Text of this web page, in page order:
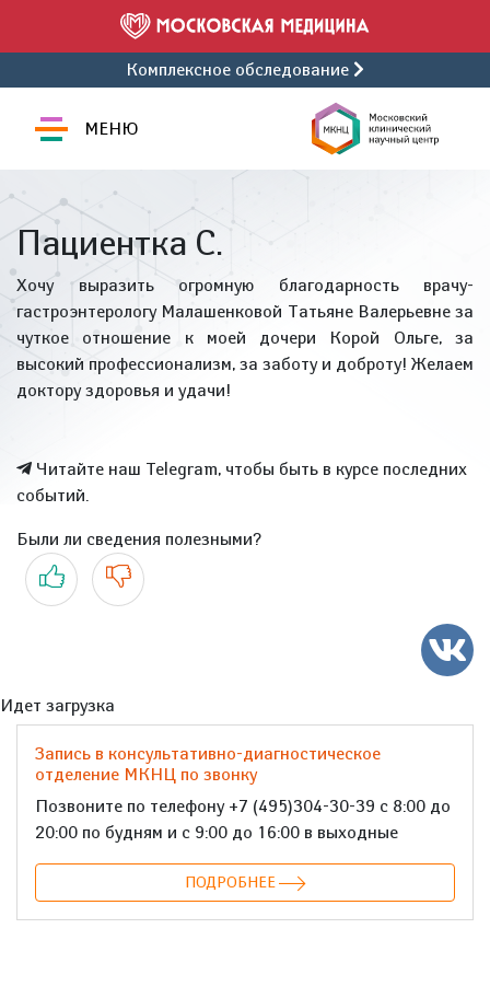
Комплексное обследование
МЕНЮ
Пациентка С.
Хочу выразить огромную благодарность врачу-
гастроэнтерологу Малашенковой Татьяне Валерьевне за
чуткое отношение к моей дочери Корой Ольге, за
высокий профессионализм, за заботу и доброту! Желаем
доктору здоровья и удачи!
Читайте наш Telegram, чтобы быть в курсе последних
событий.
Были ли сведения полезными?
Да Нет
Идет загрузка
Запись в консультативно-диагностическое
отделение МКНЦ по звонку
Позвоните по телефону +7 (495)304-30-39 с 8:00 до
20:00 по будням и с 9:00 до 16:00 в выходные
ПОДРОБНЕЕ